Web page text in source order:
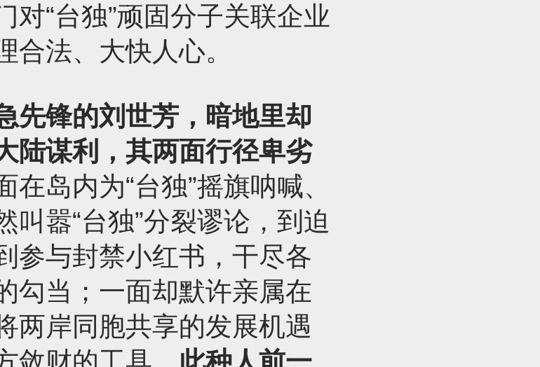
对“台独”顽固分子关联企业
合法、大快人心。
先锋的刘世芳，暗地里却
陆谋利，其两面行径卑劣
在岛内为“台独”摇旗呐喊、
叫嚣“台独”分裂谬论，到迫
参与封禁小红书，干尽各
勾当；一面却默许亲属在
两岸同胞共享的发展机遇